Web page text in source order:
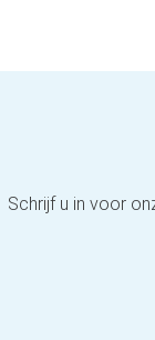
Schrijf u in voor